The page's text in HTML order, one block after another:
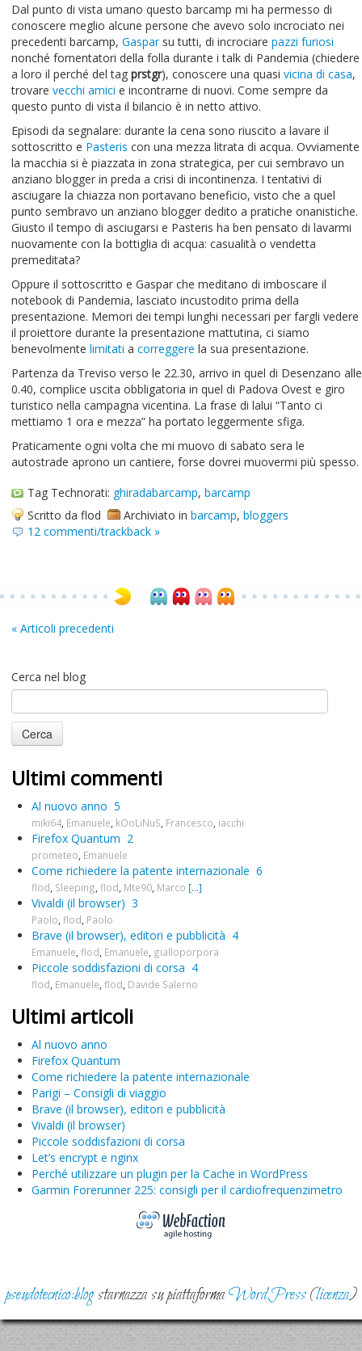
Dal punto di vista umano questo barcamp mi ha permesso di
conoscere meglio alcune persone che avevo solo incrociato nei
precedenti barcamp, Gasparsu tutti, di incrociare pazzi furiosi
nonché fomentatori della folla durante i talk di Pandemia (chiedere
a loro il perché del tag prstgr), conoscere una quasi vicina di casa,
trovare vecchi amici e incontrarne di nuovi. Come sempre da
questo punto di vista il bilancio è in netto attivo.
Episodi da segnalare: durante la cena sono riuscito a lavare il
sottoscritto e Pasteris con una mezza litrata di acqua. Ovviamente
la macchia si è piazzata in zona strategica, per cui sembravo un
anziano blogger in preda a crisi di incontinenza. I tentativi di
asciugare la chiazza non portavano beneficio, visto che a quel
punto sembravo un anziano blogger dedito a pratiche onanistiche.
Giusto il tempo di asciugarsi e Pasteris ha ben pensato di lavarmi
nuovamente con la bottiglia di acqua: casualità o vendetta
premeditata?
Oppure il sottoscritto e Gaspar che meditano di imboscare il
notebook di Pandemia, lasciato incustodito prima della
presentazione. Memori dei tempi lunghi necessari per fargli vedere
il proiettore durante la presentazione mattutina, ci siamo
benevolmente limitati a correggere la sua presentazione.
Partenza da Treviso verso le 22.30, arrivo in quel di Desenzano alle
0.40, complice uscita obbligatoria in quel di Padova Ovest e giro
turistico nella campagna vicentina. La frase di lalui “Tanto ci
mettiamo 1 ora e mezza” ha portato leggermente sfiga.
Praticamente ogni volta che mi muovo di sabato sera le
autostrade aprono un cantiere, forse dovrei muovermi più spesso.
Tag Technorati: ghiradabarcamp, barcamp
Scritto da flod
Archiviato in barcamp, bloggers
12 commenti/trackback »
« Articoli precedenti
Cerca nel blog
Ultimi commenti
Al nuovo anno 5
miki64 Emanuele kOoLiNuS Francesco iacchi
Firefox Quantum 2
prometeo Emanuele
Come richiedere la patente internazionale 6
flod Sleeping flod Mte90 Marco [...]
Vivaldi (il browser) 3
Paolo flod Paolo
Brave (il browser), editori e pubblicità 4
Emanuele flod Emanuele gialloporpora
Piccole soddisfazioni di corsa 4
flod Emanuele flod Davide Salerno
Ultimi articoli
Al nuovo anno
Firefox Quantum
Come richiedere la patente internazionale
Parigi – Consigli di viaggio
Brave (il browser), editori e pubblicità
Vivaldi (il browser)
Piccole soddisfazioni di corsa
Let’s encrypt e nginx
Perché utilizzare un plugin per la Cache in WordPress
Garmin Forerunner 225: consigli per il cardiofrequenzimetro
pseudotecnico:blogstarnazza su piattaformaWordPress(licenza)